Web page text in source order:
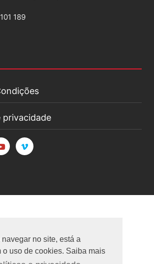
no site, está a
o uso de cookies. Saiba mais
189
privacidade